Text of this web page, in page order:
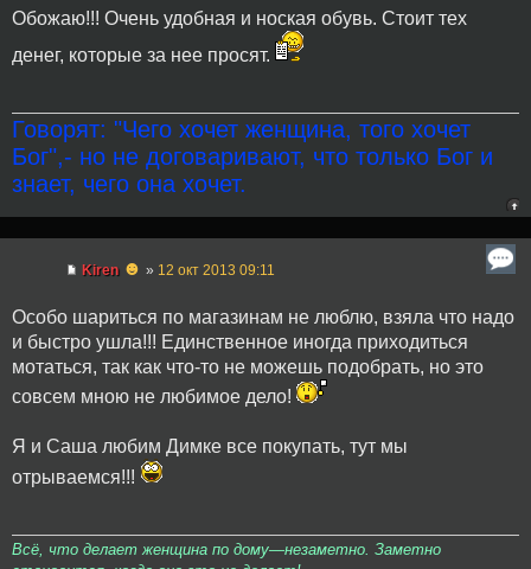
Обожаю!!! Очень удобная и ноская обувь. Стоит тех
денег, которые за нее просят.
Говорят: "Чего хочет женщина, того хочет
Бог",- но не договаривают, что только Бог и
знает, чего она хочет.
Kiren ☻ » 12 окт 2013 09:11
Особо шариться по магазинам не люблю, взяла что надо
и быстро ушла!!! Единственное иногда приходиться
мотаться, так как что-то не можешь подобрать, но это
совсем мною не любимое дело!
Я и Саша любим Димке все покупать, тут мы
отрываемся!!!
Всё, что делает женщина по дому—незаметно. Заметно